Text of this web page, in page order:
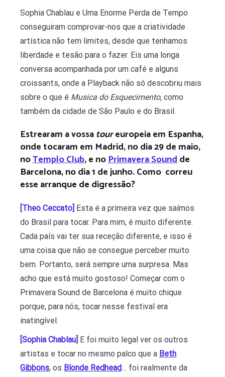
Sophia Chablau e Uma Enorme Perda de Tempo
conseguiram comprovar-nos que a criatividade
artística não tem limites, desde que tenhamos
liberdade e tesão para o fazer. Eis uma longa
conversa acompanhada por um café e alguns
croissants, onde a Playback não só descobriu mais
sobre o que é Musica do Esquecimento, como
também da cidade de São Paulo e do Brasil.
Estrearam a vossa toureuropeiaem Espanha,
onde tocaram em Madrid, no dia 29 de maio,
noTemplo Club, e noPrimavera Soundde
Barcelona, no dia 1 de junho. Como correu
esse arranque de digressão?
[Theo Ceccato] Esta é a primeira vez que saímos
do Brasil para tocar. Para mim, é muito diferente.
Cada país vai ter sua receção diferente, e isso é
uma coisa que não se consegue perceber muito
bem. Portanto, será sempre uma surpresa. Mas
acho que está muito gostoso! Começar com o
Primavera Sound de Barcelona é muito chique
porque, para nós, tocar nesse festival era
inatingível.
[Sophia Chablau] E foi muito legal ver os outros
artistas e tocar no mesmo palco que a Beth
Gibbons, os Blonde Redhead… foi realmente da